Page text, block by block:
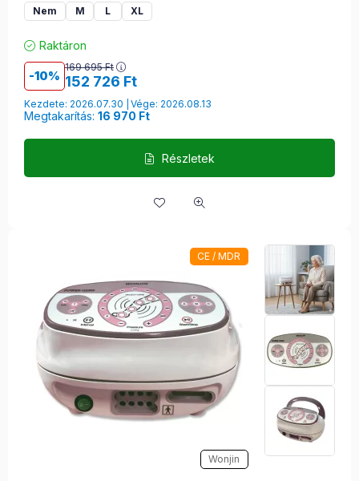
Nem M L XL
Raktáron
10
169 695Ft
152 726 Ft
Kezdete: 2026.07.30 Vége: 2026.08.13
Megtakarítás: 16 970 Ft
Részletek
CE / MDR
Wonjin